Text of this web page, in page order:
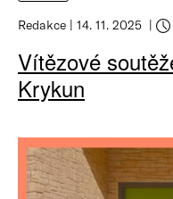
Redakce 14. 11. 2025
Vítězové
Krykun